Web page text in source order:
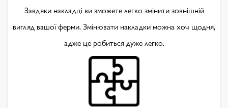
Завдяки накладці ви зможете легко змінити зовнішній
вигляд вашої ферми. Змінювати накладки можна хоч щодня,
адже це робиться дуже легко.